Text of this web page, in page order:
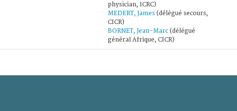
physician, ICRC)
MEDERT, James (délégué secours,
CICR)
BORNET, Jean-Marc (délégué
général Afrique, CICR)